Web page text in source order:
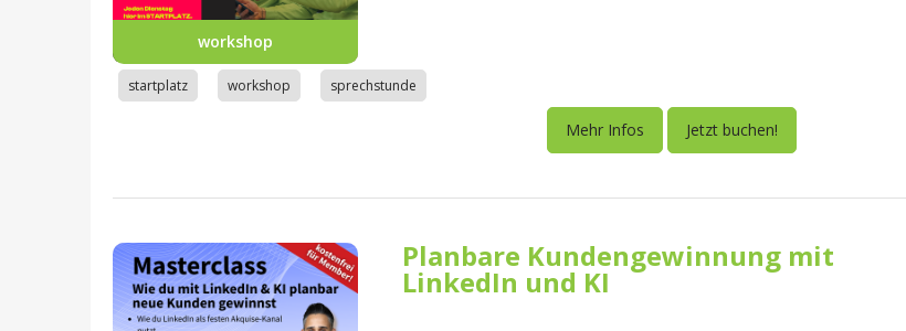
workshop
startplatz workshop sprechstunde
Mehr Infos Jetzt buchen!
Planbare Kundengewinnung mit
LinkedIn und KI